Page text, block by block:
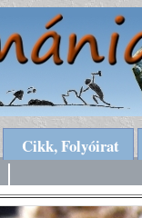
Cikk, Folyóirat